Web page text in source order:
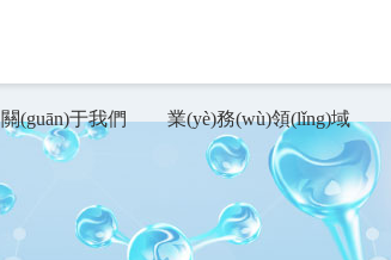
關(guān)于我們 業(yè)務(wù)領(lǐng)域